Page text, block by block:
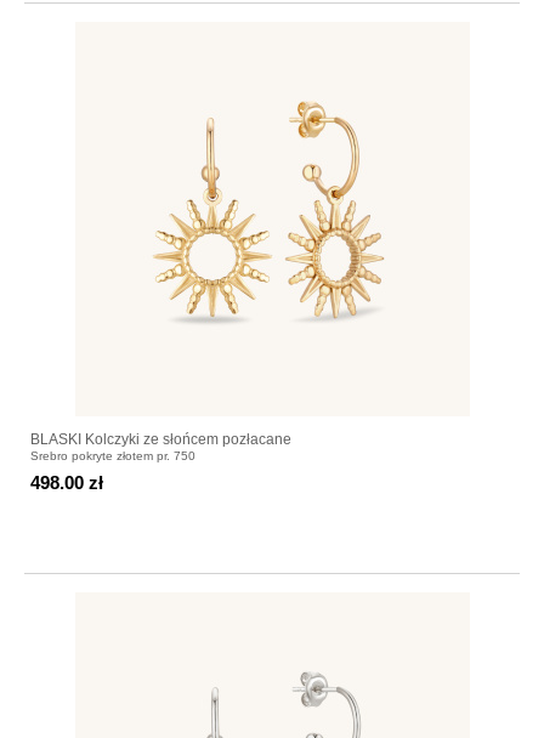
BLASKI Kolczyki ze słońcem pozłacane
Srebro pokryte złotem pr. 750
498.00 zł